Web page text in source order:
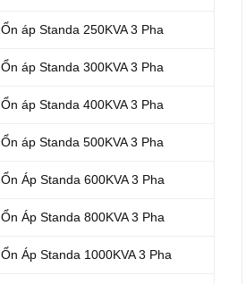
Ổn áp Standa 250KVA 3 Pha
Ổn áp Standa 300KVA 3 Pha
Ổn áp Standa 400KVA 3 Pha
Ổn áp Standa 500KVA 3 Pha
Ổn Áp Standa 600KVA 3 Pha
Ổn Áp Standa 800KVA 3 Pha
Ổn Áp Standa 1000KVA 3 Pha